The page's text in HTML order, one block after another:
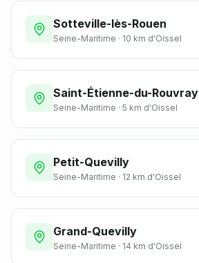
Sotteville-lès-Rouen
Seine-Maritime · 10 km d'Oissel
Saint-Étienne-du-Rouvray
Seine-Maritime · 5 km d'Oissel
Petit-Quevilly
Seine-Maritime · 12 km d'Oissel
Grand-Quevilly
Seine-Maritime · 14 km d'Oissel